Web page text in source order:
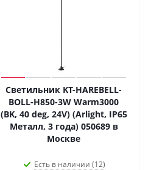
Светильник KT-HAREBELL-
BOLL-H850-3W Warm3000
(BK, 40 deg, 24V) (Arlight, IP65
Металл, 3 года) 050689 в
Москве
Есть в наличии (12)